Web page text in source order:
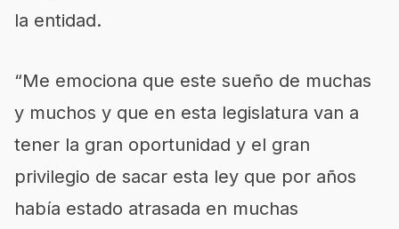
la entidad.
“Me emociona que este sueño de muchas
y muchos y que en esta legislatura van a
tener la gran oportunidad y el gran
privilegio de sacar esta ley que por años
había estado atrasada en muchas